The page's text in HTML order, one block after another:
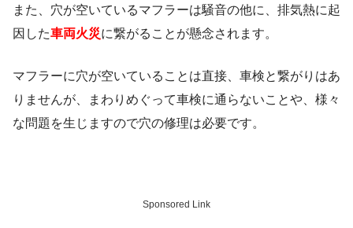
また、穴が空いているマフラーは騒音の他に、排気熱に起
因した車両火災に繋がることが懸念されます。
マフラーに穴が空いていることは直接、車検と繋がりはあ
りませんが、まわりめぐって車検に通らないことや、様々
な問題を生じますので穴の修理は必要です。
Sponsored Link